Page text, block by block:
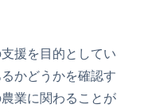
援を目的としてい
かどうかを確認す
業に関わることが